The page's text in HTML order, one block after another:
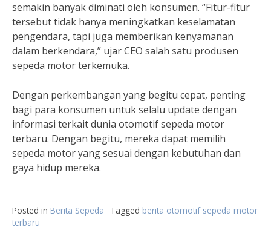
semakin banyak diminati oleh konsumen. “Fitur-fitur
tersebut tidak hanya meningkatkan keselamatan
pengendara, tapi juga memberikan kenyamanan
dalam berkendara,” ujar CEO salah satu produsen
sepeda motor terkemuka.
Dengan perkembangan yang begitu cepat, penting
bagi para konsumen untuk selalu update dengan
informasi terkait dunia otomotif sepeda motor
terbaru. Dengan begitu, mereka dapat memilih
sepeda motor yang sesuai dengan kebutuhan dan
gaya hidup mereka.
Posted in Berita Sepeda Tagged berita otomotif sepeda motor
terbaru